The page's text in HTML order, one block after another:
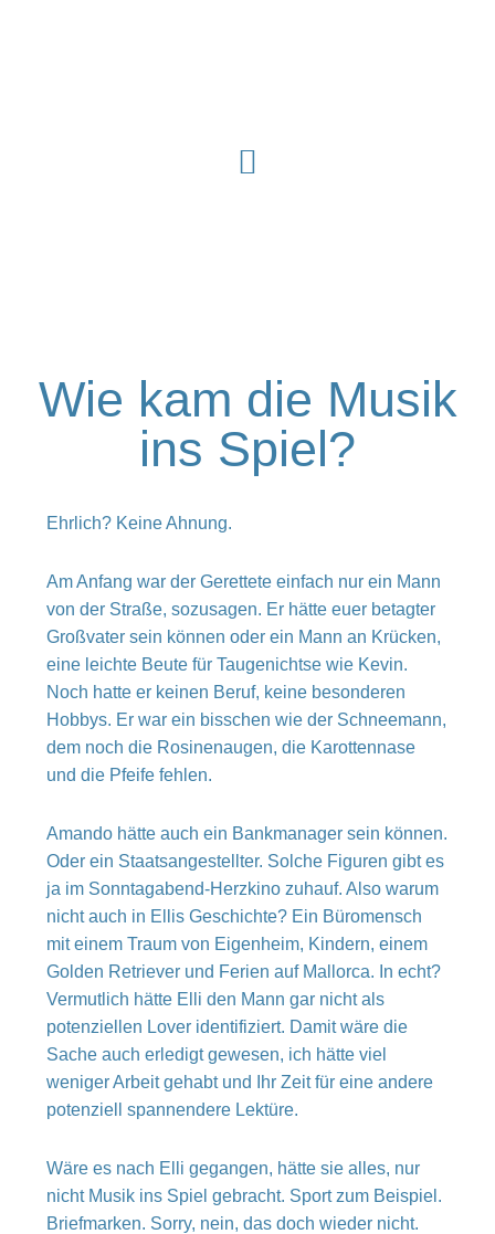
Wie kam die Musik
ins Spiel?
Ehrlich? Keine Ahnung.
Am Anfang war der Gerettete einfach nur ein Mann
von der Straße, sozusagen. Er hätte euer betagter
Großvater sein können oder ein Mann an Krücken,
eine leichte Beute für Taugenichtse wie Kevin.
Noch hatte er keinen Beruf, keine besonderen
Hobbys. Er war ein bisschen wie der Schneemann,
dem noch die Rosinenaugen, die Karottennase
und die Pfeife fehlen.
Amando hätte auch ein Bankmanager sein können.
Oder ein Staatsangestellter. Solche Figuren gibt es
ja im Sonntagabend-Herzkino zuhauf. Also warum
nicht auch in Ellis Geschichte? Ein Büromensch
mit einem Traum von Eigenheim, Kindern, einem
Golden Retriever und Ferien auf Mallorca. In echt?
Vermutlich hätte Elli den Mann gar nicht als
potenziellen Lover identifiziert. Damit wäre die
Sache auch erledigt gewesen, ich hätte viel
weniger Arbeit gehabt und Ihr Zeit für eine andere
potenziell spannendere Lektüre.
Wäre es nach Elli gegangen, hätte sie alles, nur
nicht Musik ins Spiel gebracht. Sport zum Beispiel.
Briefmarken. Sorry, nein, das doch wieder nicht.